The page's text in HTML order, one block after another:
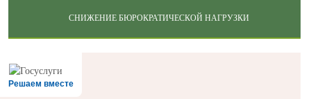
СНИЖЕНИЕ БЮРОКРАТИЧЕСКОЙ НАГРУЗКИ
Решаем вместе